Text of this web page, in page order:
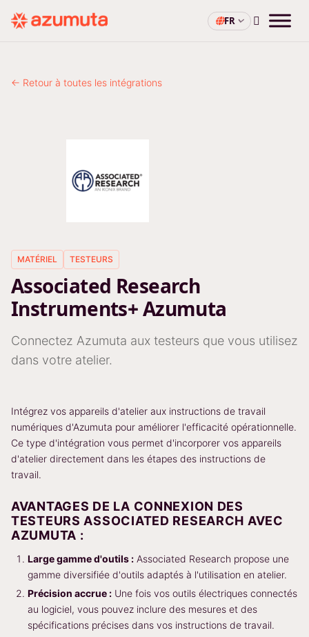
FR
← Retour à toutes les intégrations
MATÉRIEL TESTEURS
Associated Research
Instruments+ Azumuta
Connectez Azumuta aux testeurs que vous utilisez
dans votre atelier.
Intégrez vos appareils d'atelier aux instructions de travail
numériques d'Azumuta pour améliorer l'efficacité opérationnelle.
Ce type d'intégration vous permet d'incorporer vos appareils
d'atelier directement dans les étapes des instructions de
travail.
AVANTAGES DE LA CONNEXION DES
TESTEURS ASSOCIATED RESEARCH AVEC
AZUMUTA :
Large gamme d'outils : Associated Research propose une
gamme diversifiée d'outils adaptés à l'utilisation en atelier.
Précision accrue : Une fois vos outils électriques connectés
au logiciel, vous pouvez inclure des mesures et des
spécifications précises dans vos instructions de travail.